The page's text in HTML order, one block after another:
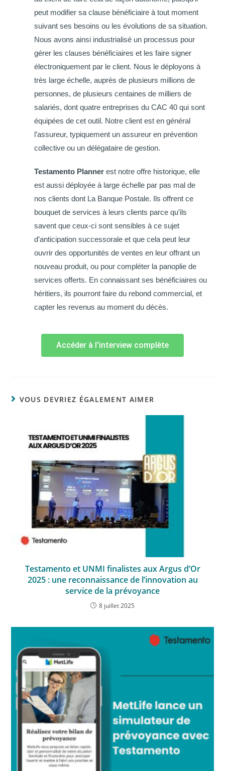
peut modifier sa clause bénéficiaire à tout moment
suivant ses besoins ou les évolutions de sa situation.
Nous avons ainsi industrialisé un processus pour
gérer les clauses bénéficiaires et les faire signer
électroniquement par le client. Nous le déployons à
très large échelle, auprès de plusieurs millions de
personnes, de plusieurs centaines de milliers de
salariés, dont quatre entreprises du CAC 40 qui sont
équipées de cet outil. Notre client est en général
l’assureur, typiquement un assureur en prévention
collective ou un délégataire de gestion.
Testamento Plannerest notre offre historique, elle
est aussi déployée à large échelle par pas mal de
nos clients dont La Banque Postale. Ils offrent ce
bouquet de services à leurs clients parce qu’ils
savent que ceux-ci sont sensibles à ce sujet
d’anticipation successorale et que cela peut leur
ouvrir des opportunités de ventes en leur offrant un
nouveau produit, ou pour compléter la panoplie de
services offerts. En connaissant ses bénéficiaires ou
héritiers, ils pourront faire du rebond commercial, et
capter les revenus au moment du décès.
Accéder à l'interview complète
VOUS DEVRIEZ ÉGALEMENT AIMER
Testamento et UNMI finalistes aux Argus d’Or
2025 : une reconnaissance de l’innovation au
service de la prévoyance
8 juillet 2025